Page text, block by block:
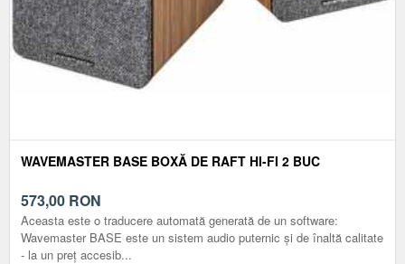
WAVEMASTER BASE BOXĂ DE RAFT HI-FI 2 BUC
573,00 RON
Aceasta este o traducere automată generată de un software:
Wavemaster BASE este un sistem audio puternic și de înaltă calitate
- la un preț accesib...